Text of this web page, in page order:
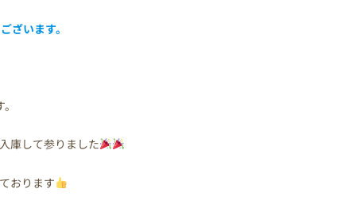
ざいます。
庫して参りました
おります